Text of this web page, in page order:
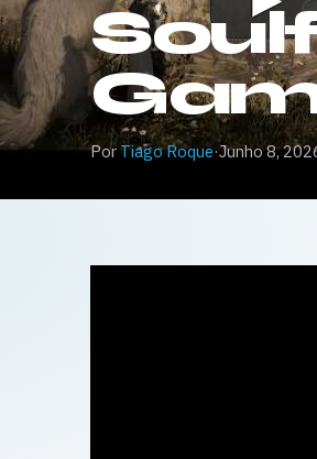
PorTiago Roque·Junho 8,